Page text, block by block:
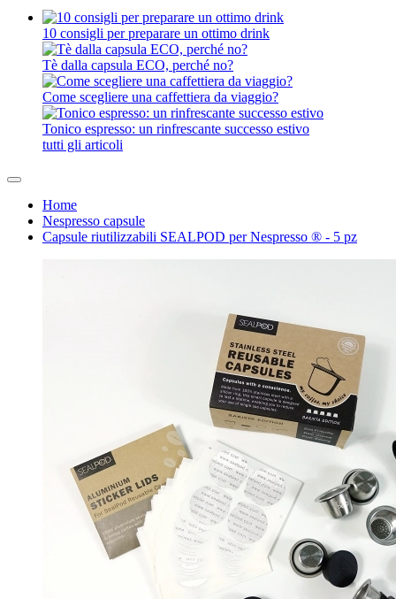
10 consigli per preparare un ottimo drink
Tè dalla capsula ECO, perché no?
Come scegliere una caffettiera da viaggio?
Tonico espresso: un rinfrescante successo estivo
tutti gli articoli
Home
Nespresso capsule
Capsule riutilizzabili SEALPOD per Nespresso ® - 5 pz